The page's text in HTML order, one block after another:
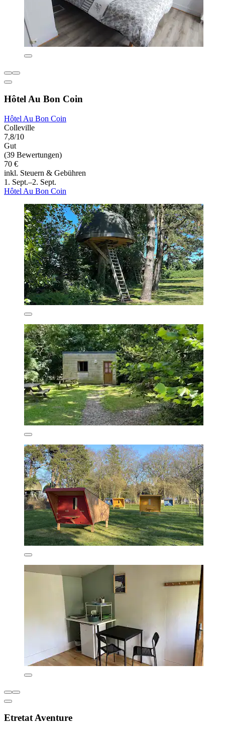
Hôtel Au Bon Coin
Hôtel Au Bon Coin
Colleville
7,8/10
Gut
(39 Bewertungen)
70 €
inkl. Steuern & Gebühren
1. Sept.–2. Sept.
Hôtel Au Bon Coin
Etretat Aventure